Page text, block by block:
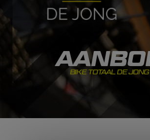
BIKE TOTAAL DE JONG